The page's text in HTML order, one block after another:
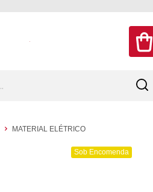
MATERIAL ELÉTRICO
Sob Encomenda